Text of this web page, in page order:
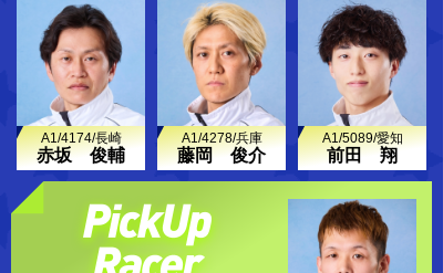
A1/4174/長崎
赤坂 俊輔
A1/4278/兵庫
藤岡 俊介
A1/5089/愛知
前田 翔